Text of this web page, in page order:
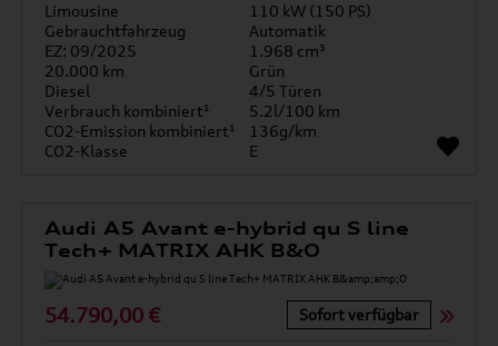
Limousine
110 kW (150 PS)
Gebrauchtfahrzeug
Automatik
EZ: 09/2025
1.968 cm³
20.000 km
Grün
Diesel
4/5 Türen
Verbrauch kombiniert¹
5.2l/100 km
CO2-Emission kombiniert¹
136g/km
CO2-Klasse
E
Audi A5 Avant e-hybrid qu S line
Tech+ MATRIX AHK B&O
54.790,00 € Sofort verfügbar